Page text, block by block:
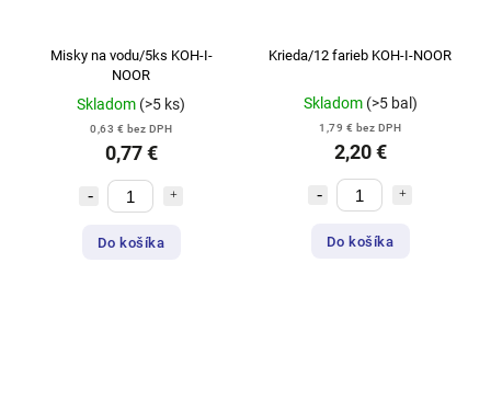
Misky na vodu/5ks KOH-I-
NOOR
Skladom (>5 ks)
0,63 € bez DPH
0,77 €
Do košíka
Krieda/12 farieb KOH-I-NOOR
Skladom (>5 bal)
1,79 € bez DPH
2,20 €
Do košíka